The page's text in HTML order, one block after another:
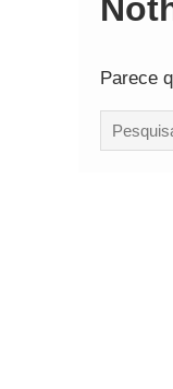
Parece
Procurar
por: